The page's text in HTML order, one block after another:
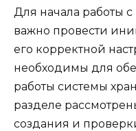
Для начала работы
важно провести
его корректной
необходимы для
работы системы
разделе
создания и